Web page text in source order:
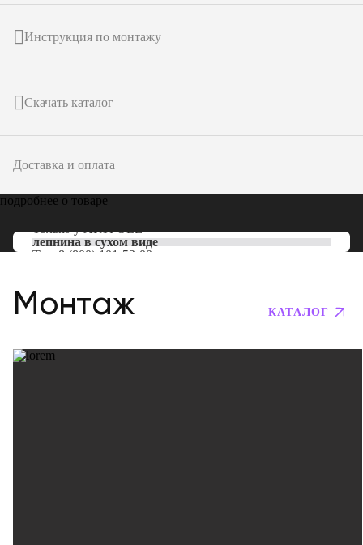
Инструкция по монтажу
Скачать каталог
Доставка и оплата
подробнее о товаре
Только уARTPOLE
лепнина в сухом виде
Тел: 8 (800) 101-53-00
Монтаж КАТАЛОГ